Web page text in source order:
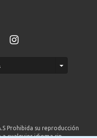
Prohibida su reproducción
cualquier idioma sin